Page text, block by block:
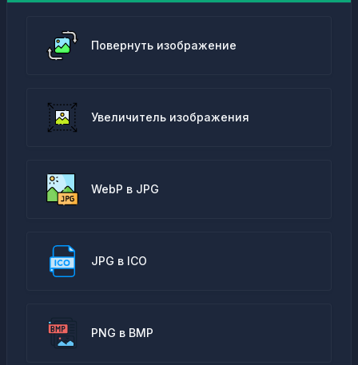
Повернуть изображение
Увеличитель изображения
WebP в JPG
JPG в ICO
PNG в BMP